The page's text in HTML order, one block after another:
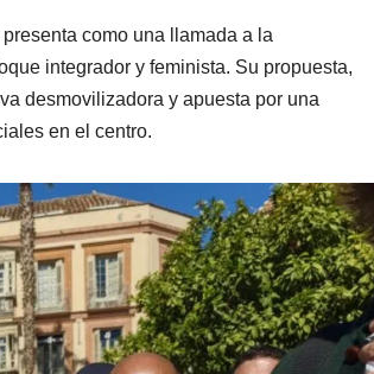
presenta como una llamada a la
integrador y feminista. Su propuesta,
desmovilizadora y apuesta por una
en el centro.